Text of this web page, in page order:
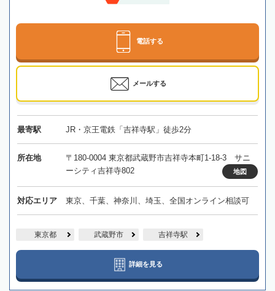
電話する
メールする
最寄駅 JR・京王電鉄「吉祥寺駅」徒歩2分
所在地
〒180-0004 東京都武蔵野市吉祥寺本町1-18-3 サニ
ーシティ吉祥寺802
地図
対応エリア 東京、千葉、神奈川、埼玉、全国オンライン相談可
東京都 武蔵野市 吉祥寺駅
詳細を見る